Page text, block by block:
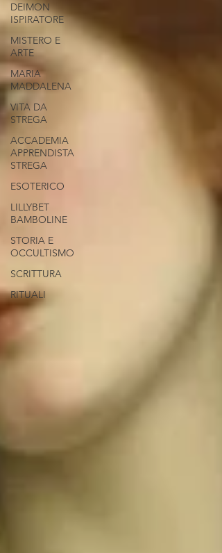
DEIMON
ISPIRATORE
MISTERO E
ARTE
MARIA
MADDALENA
VITA DA
STREGA
ACCADEMIA
APPRENDISTA
STREGA
ESOTERICO
LILLYBET
BAMBOLINE
STORIA E
OCCULTISMO
SCRITTURA
RITUALI